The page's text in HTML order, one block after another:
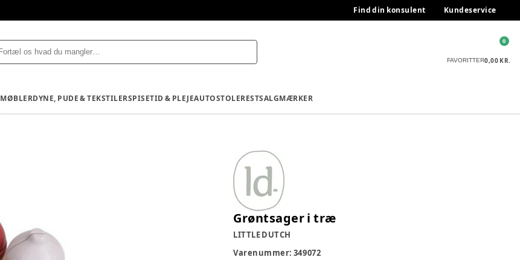
Find din konsulent Kundeservice
FAVORITTER0,00 KR.
0
MØBLERDYNE, PUDE & TEKSTILERSPISETID & PLEJEAUTOSTOLERESTSALGMÆRKER
Grøntsager i træ
LITTLE DUTCH
Varenummer: 349072